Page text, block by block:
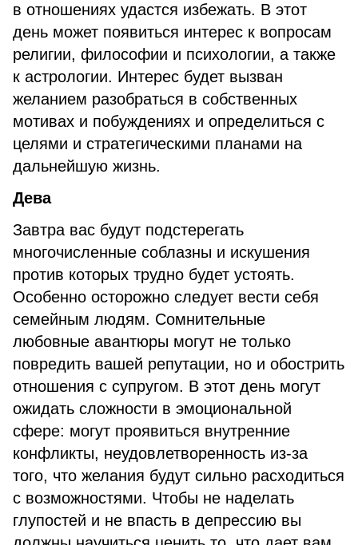
в отношениях удастся избежать. В этот
день может появиться интерес к вопросам
религии, философии и психологии, а также
к астрологии. Интерес будет вызван
желанием разобраться в собственных
мотивах и побуждениях и определиться с
целями и стратегическими планами на
дальнейшую жизнь.
Дева
Завтра вас будут подстерегать
многочисленные соблазны и искушения
против которых трудно будет устоять.
Особенно осторожно следует вести себя
семейным людям. Сомнительные
любовные авантюры могут не только
повредить вашей репутации, но и обострить
отношения с супругом. В этот день могут
ожидать сложности в эмоциональной
сфере: могут проявиться внутренние
конфликты, неудовлетворенность из-за
того, что желания будут сильно расходиться
с возможностями. Чтобы не наделать
глупостей и не впасть в депрессию вы